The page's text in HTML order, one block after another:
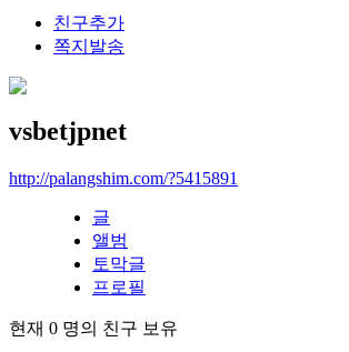
친구추가
쪽지발송
vsbetjpnet
http://palangshim.com/?5415891
글
앨범
토막글
프로필
현재 0 명의 친구 보유